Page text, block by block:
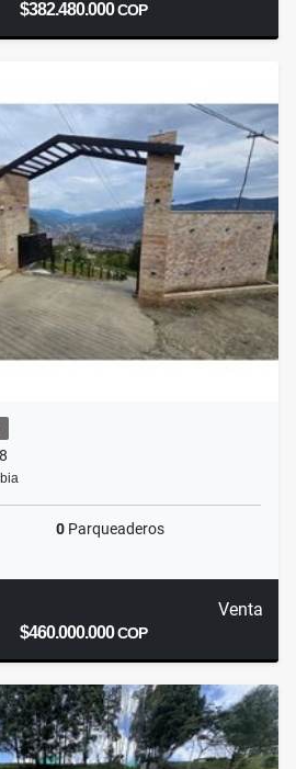
$382.480.000COP
0 Parqueaderos
Venta
$460.000.000COP